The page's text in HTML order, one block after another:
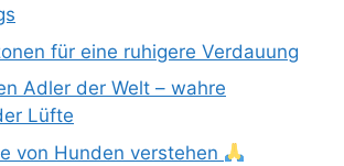
für eine ruhigere Verdauung
Adler der Welt – wahre
Lüfte
von Hunden verstehen